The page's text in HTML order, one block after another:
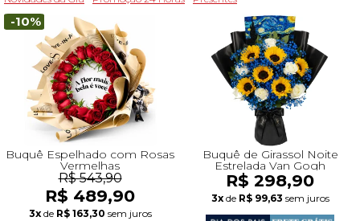
-10%
Buquê Espelhado com Rosas
Vermelhas
R$ 543,90
R$ 489,90
3x de R$ 163,30 sem juros
Buquê de Girassol Noite
Estrelada Van Gogh
R$ 298,90
3x de R$ 99,63 sem juros